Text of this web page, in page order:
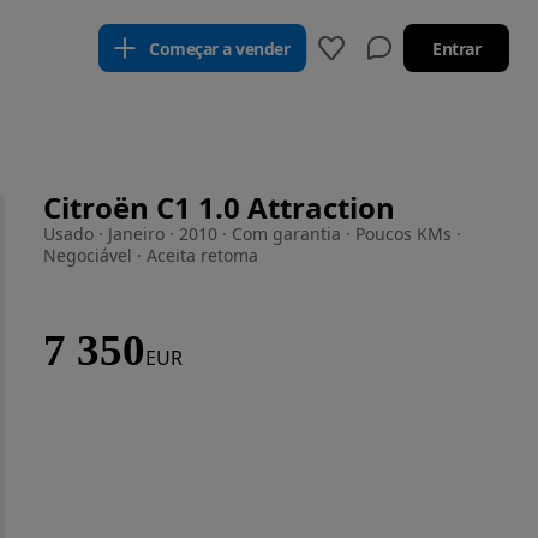
Começar a vender Entrar
Citroën C1 1.0 Attraction
Usado · Janeiro · 2010 · Com garantia · Poucos KMs ·
Negociável · Aceita retoma
7 350EUR